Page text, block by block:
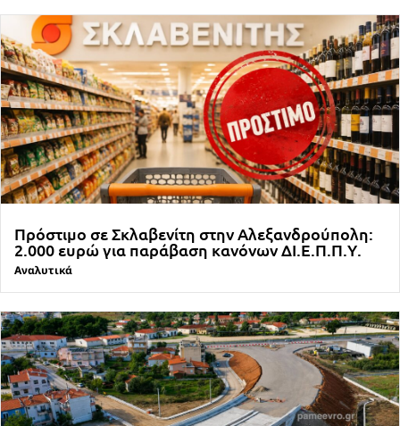
Πρόστιμο σε Σκλαβενίτη στην Αλεξανδρούπολη:
2.000 ευρώ για παράβαση κανόνων ΔΙ.Ε.Π.Π.Υ.
Αναλυτικά